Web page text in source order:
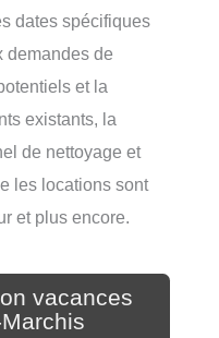
dates spécifiques
demandes de
et la
existants, la
de nettoyage et
les locations sont
et plus encore.
vacances